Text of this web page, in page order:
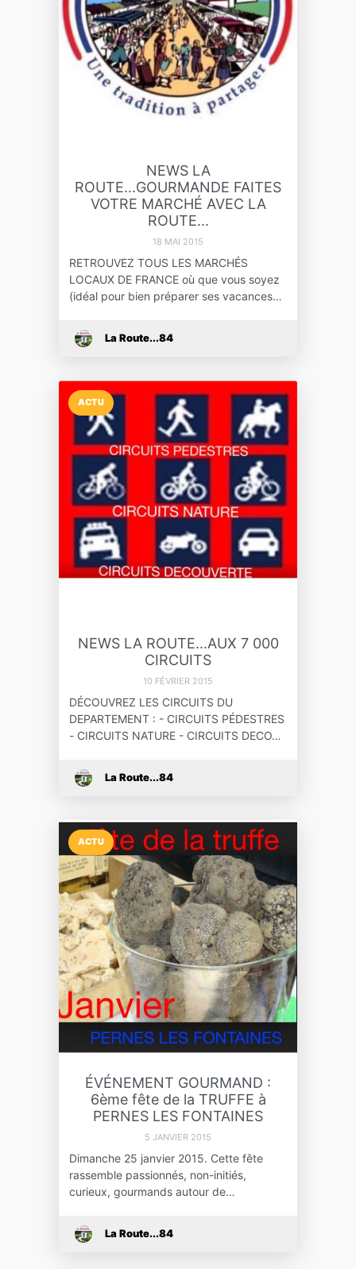
NEWS LA
ROUTE...GOURMANDE FAITES
VOTRE MARCHÉ AVEC LA
ROUTE...
18 MAI 2015
RETROUVEZ TOUS LES MARCHÉS
LOCAUX DE FRANCE où que vous soyez
(idéal pour bien préparer ses vacances…
La Route...84
ACTU
NEWS LA ROUTE...AUX 7 000
CIRCUITS
10 FÉVRIER 2015
DÉCOUVREZ LES CIRCUITS DU
DEPARTEMENT : - CIRCUITS PÉDESTRES
- CIRCUITS NATURE - CIRCUITS DECO…
La Route...84
ACTU
ÉVÉNEMENT GOURMAND :
6ème fête de la TRUFFE à
PERNES LES FONTAINES
5 JANVIER 2015
Dimanche 25 janvier 2015. Cette fête
rassemble passionnés, non-initiés,
curieux, gourmands autour de…
La Route...84